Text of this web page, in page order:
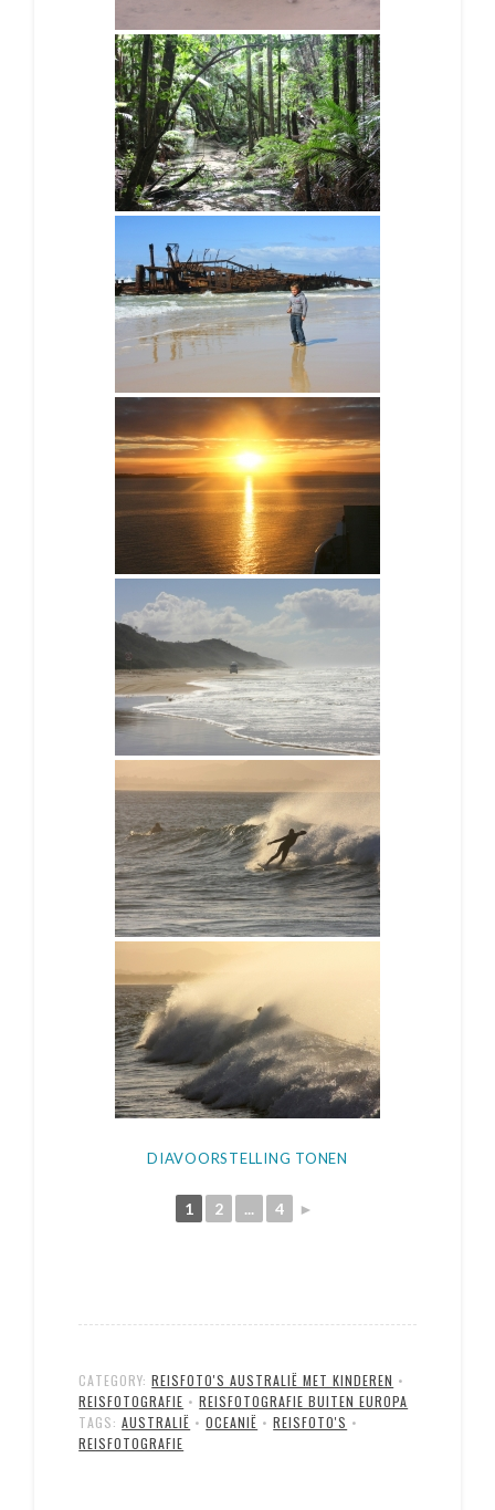
DIAVOORSTELLING TONEN
1 2 ... 4 ►
CATEGORY:REISFOTO'S AUSTRALIË MET KINDEREN •
REISFOTOGRAFIE •REISFOTOGRAFIE BUITEN EUROPA
TAGS:AUSTRALIË •OCEANIË •REISFOTO'S •
REISFOTOGRAFIE